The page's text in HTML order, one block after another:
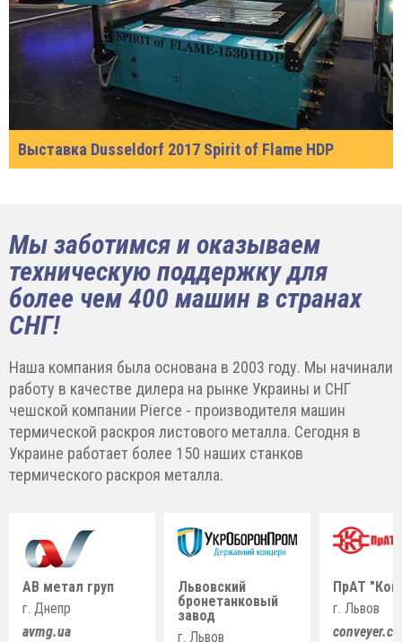
Выставка Dusseldorf 2017 Spirit of Flame HDP
Мы заботимся и оказываем
техническую поддержку для
более чем 400 машин в странах
СНГ!
Наша компания была основана в 2003 году. Мы начинали
работу в качестве дилера на рынке Украины и СНГ
чешской компании Pierce - производителя машин
термической раскроя листового металла. Сегодня в
Украине работает более 150 наших станков
термического раскроя металла.
АВ метал груп
г. Днепр
avmg.ua
Львовский
бронетанковый
завод
г. Львов
ПрАТ
г. Львов